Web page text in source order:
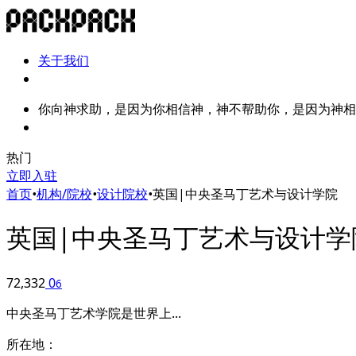
关于我们
你向神求助，是因为你相信神，神不帮助你，是因为神相
热门
立即入驻
首页•机构/院校•设计院校•英国|中央圣马丁艺术与设计学院
英国|中央圣马丁艺术与设计
72,33206
中央圣马丁艺术学院是世界上...
所在地：